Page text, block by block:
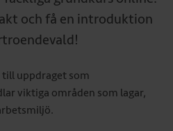
och få en introduktion
uppdraget som
viktiga områden som lagar,